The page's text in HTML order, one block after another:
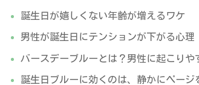
誕生日が嬉しくない年齢が増えるワケ
男性が誕生日にテンションが下がる心理
バースデーブルーとは？男性に起こりや
誕生日ブルーに効くのは、静かにページ